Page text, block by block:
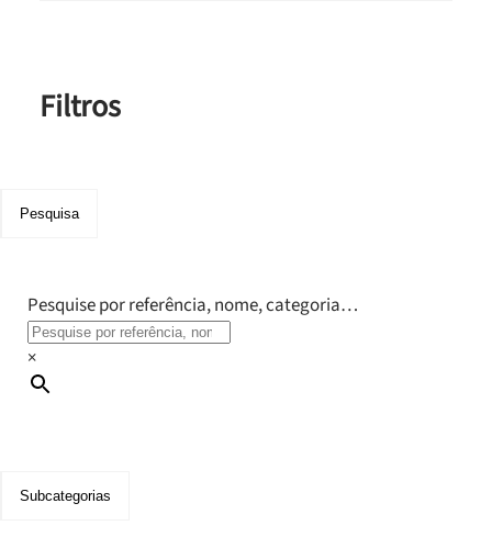
Filtros
Pesquisa
Pesquise por referência, nome, categoria…
×
Subcategorias